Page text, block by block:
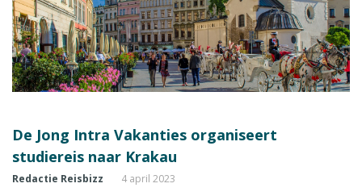
De Jong Intra Vakanties organiseert
studiereis naar Krakau
Redactie Reisbizz 4 april 2023